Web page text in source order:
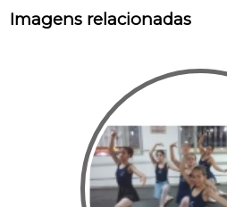
Imagens relacionadas